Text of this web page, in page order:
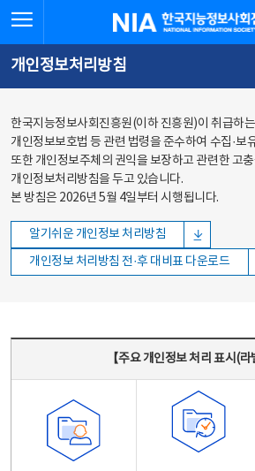
바로가기
바로가기
한국지능정보사회진흥원
개인정보처리방침
한국지능정보사회진흥원(이하 진흥원)이 취급하
개인정보보호법 등 관련 법령을 준수하여 수집·보
또한 개인정보주체의 권익을 보장하고 관련한 고
개인정보처리방침을 두고 있습니다.
본 방침은 2026년 5월 4일부터 시행됩니다.
알기쉬운 개인정보 처리방침
개인정보 처리방침 전·후 대비표 다운로드
【주요 개인정보 처리 표시(라